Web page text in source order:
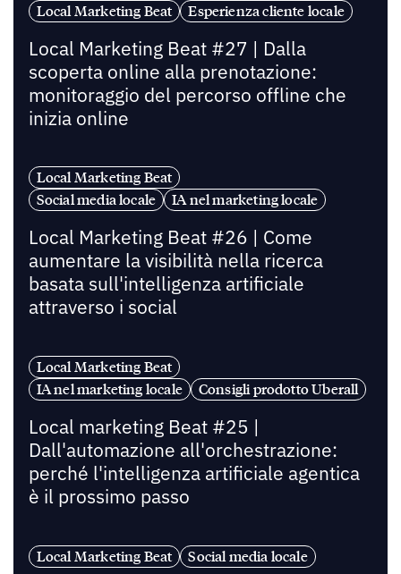
Local Marketing Beat Esperienza cliente locale
Local Marketing Beat #27 | Dalla
scoperta online alla prenotazione:
monitoraggio del percorso offline che
inizia online
Local Marketing Beat
Social media locale
IA nel marketing locale
Local Marketing Beat #26 | Come
aumentare la visibilità nella ricerca
basata sull'intelligenza artificiale
attraverso i social
Local Marketing Beat
IA nel marketing locale
Consigli prodotto Uberall
Local marketing Beat #25 |
Dall'automazione all'orchestrazione:
perché l'intelligenza artificiale agentica
è il prossimo passo
Local Marketing Beat Social media locale